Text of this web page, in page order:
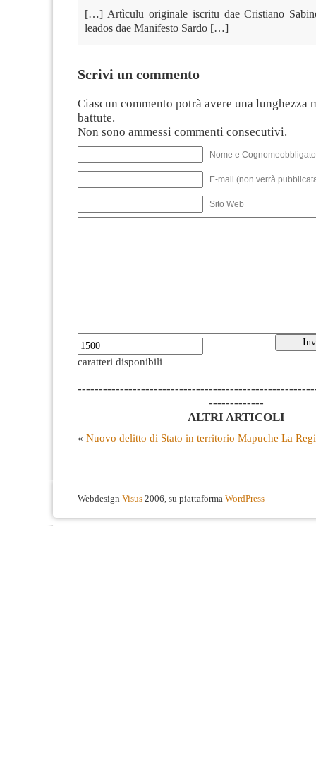
[…] Artìculu originale iscritu dae Cristiano
leados dae Manifesto Sardo […]
Scrivi un commento
Ciascun commento potrà avere una lunghezza
battute.
Non sono ammessi commenti consecutivi.
Nome e
E-mail (non verrà
Sito Web
caratteri disponibili
-------------
ALTRI ARTICOLI
« Nuovo delitto di Stato in territorio Mapuche La
Webdesign Visus 2006, su piattaforma WordPress